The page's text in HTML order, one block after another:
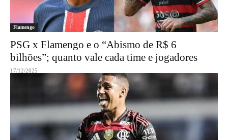
Flamengo
PSG x Flamengo e o “Abismo de R$ 6
bilhões”; quanto vale cada time e jogadores
17/12/2025